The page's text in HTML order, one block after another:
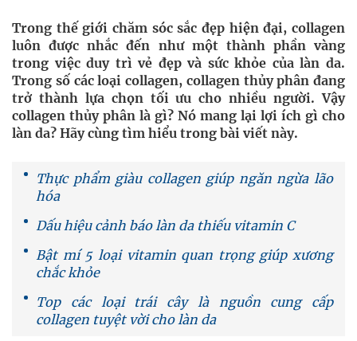
Trong thế giới chăm sóc sắc đẹp hiện đại, collagen
luôn được nhắc đến như một thành phần vàng
trong việc duy trì vẻ đẹp và sức khỏe của làn da.
Trong số các loại collagen, collagen thủy phân đang
trở thành lựa chọn tối ưu cho nhiều người. Vậy
collagen thủy phân là gì? Nó mang lại lợi ích gì cho
làn da? Hãy cùng tìm hiểu trong bài viết này.
Thực phẩm giàu collagen giúp ngăn ngừa lão
hóa
Dấu hiệu cảnh báo làn da thiếu vitamin C
Bật mí 5 loại vitamin quan trọng giúp xương
chắc khỏe
Top các loại trái cây là nguồn cung cấp
collagen tuyệt vời cho làn da